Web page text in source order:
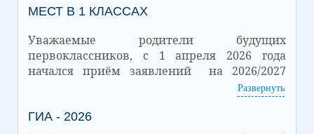
МЕСТ В 1 КЛАССАХ
Уважаемые родители будущих
первоклассников, с 1 апреля 2026 года
начался приём заявлений на 2026/2027
Дата
Развернуть
ГИА - 2026